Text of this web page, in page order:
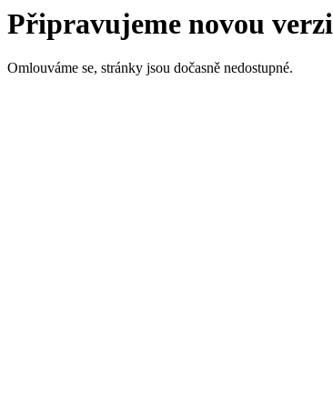
Připravujeme novou verzi
Omlouváme se, stránky jsou dočasně nedostupné.